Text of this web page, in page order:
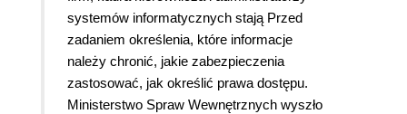
systemów informatycznych stają Przed
zadaniem określenia, które informacje
należy chronić, jakie zabezpieczenia
zastosować, jak określić prawa dostępu.
Ministerstwo Spraw Wewnętrznych wyszło